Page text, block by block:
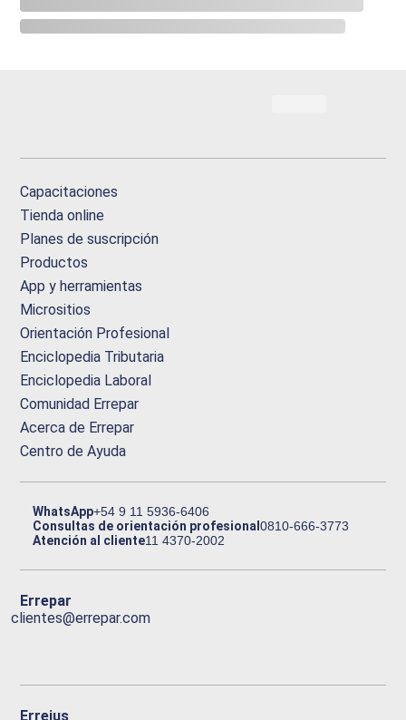
Capacitaciones
Tienda online
Planes de suscripción
Productos
App y herramientas
Micrositios
Orientación Profesional
Enciclopedia Tributaria
Enciclopedia Laboral
Comunidad Errepar
Acerca de Errepar
Centro de Ayuda
WhatsApp+54 9 11 5936-6406
Consultas de orientación profesional0810-666-3773
Atención al cliente11 4370-2002
Errepar
clientes@errepar.com
Erreius